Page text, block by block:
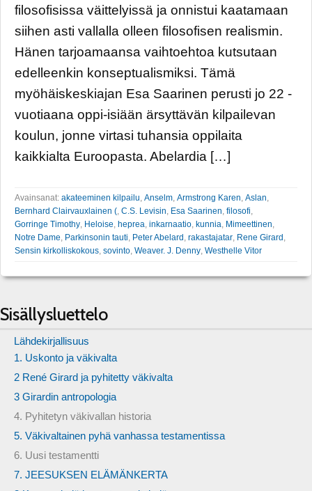
filosofisissa väittelyissä ja onnistui kaatamaan
siihen asti vallalla olleen filosofisen realismin.
Hänen tarjoamaansa vaihtoehtoa kutsutaan
edelleenkin konseptualismiksi. Tämä
myöhäiskeskiajan Esa Saarinen perusti jo 22 -
vuotiaana oppi-isiään ärsyttävän kilpailevan
koulun, jonne virtasi tuhansia oppilaita
kaikkialta Euroopasta. Abelardia […]
Avainsanat: akateeminen kilpailu Anselm Armstrong Karen Aslan
Bernhard Clairvauxlainen ( C.S. Levisin Esa Saarinen filosofi
Gorringe Timothy Heloise heprea inkarnaatio kunnia Mimeettinen
Notre Dame Parkinsonin tauti Peter Abelard rakastajatar Rene Girard
Sensin kirkolliskokous sovinto Weaver. J. Denny Westhelle Vitor
Sisällysluettelo
Lähdekirjallisuus
1. Uskonto ja väkivalta
2 René Girard ja pyhitetty väkivalta
3 Girardin antropologia
4. Pyhitetyn väkivallan historia
5. Väkivaltainen pyhä vanhassa testamentissa
6. Uusi testamentti
7. JEESUKSEN ELÄMÄNKERTA